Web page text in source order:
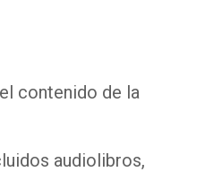
contenido de la
audiolibros,